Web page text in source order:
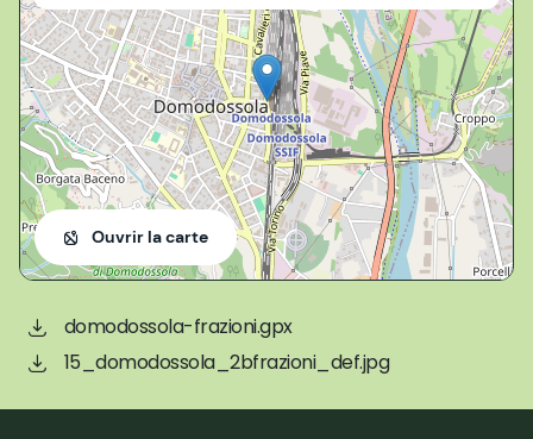
Ouvrir la carte
domodossola-frazioni.gpx
15_domodossola_2bfrazioni_def.jpg